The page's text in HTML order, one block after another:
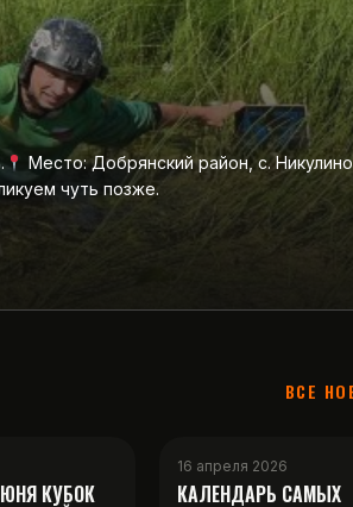
Место: Добрянский район, с.
чуть позже.
ВСЕ
КУБОК
16 апреля 2026
КАЛЕНДАРЬ САМЫХ